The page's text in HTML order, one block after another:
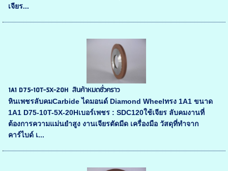
เจียร...
1A1 D75-10T-5X-20H สินค้าหมดชั่วคราว
หินเพชรลับคมCarbide ไดมอนด์ Diamond Wheelทรง 1A1 ขนาด
1A1 D75-10T-5X-20Hเบอร์เพชร : SDC120ใช้เจียร ลับคมงานที่
ต้องการความแม่นยำสูง งานเจียรตัดมีด เครื่องมือ วัสดุที่ทำจาก
คาร์ไบด์ เ...